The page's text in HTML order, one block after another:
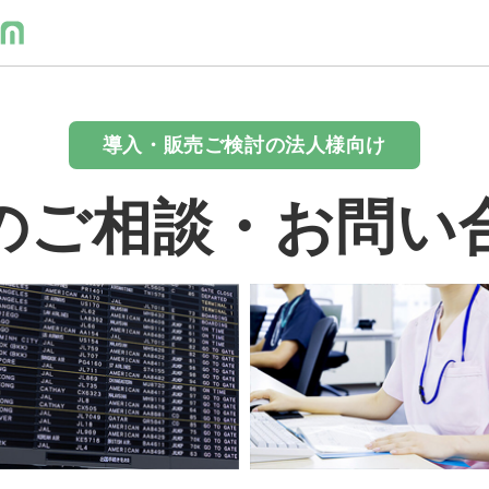
導入・販売ご検討の法人様向け
ご相談・お問い